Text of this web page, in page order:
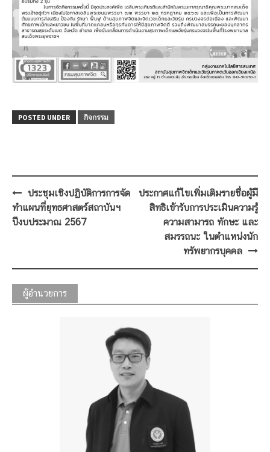
POSTED UNDER กิจกรรม
Post
navigation
ประชุมเชิงปฏิบัติการการจัด
ทำแผนที่ยุทธศาสตร์สถาบันฯ
ปีงบประมาณ 2567
ประกาศแก้ไขเพิ่มเติมรายชื่อผู้มี
สิทธิเข้ารับการประเมินความรู้
ความสามารถ ทักษะ และ
สมรรถนะ ในตำแหน่งนัก
ทรัพยากรบุคคล
ผู้อำนวยการ